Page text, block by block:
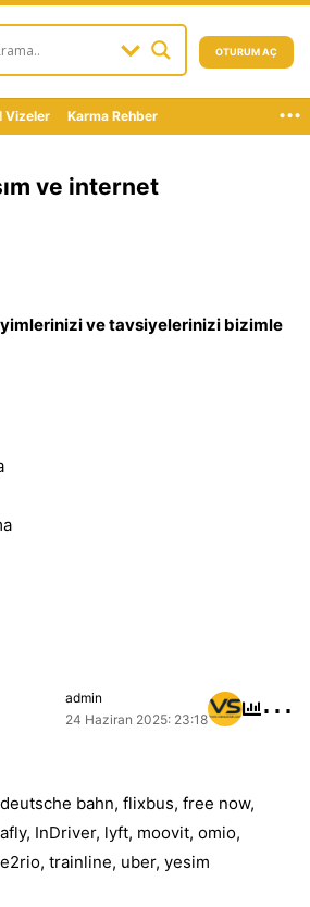
OTURUM AÇ
Vizeler Karma Rehber ...
ve internet
ve tavsiyelerinizi bizimle
admin
24 Haziran 2025: 23:18
⋯
deutsche bahn, flixbus, free now,
, InDriver, lyft, moovit, omio,
, trainline, uber, yesim